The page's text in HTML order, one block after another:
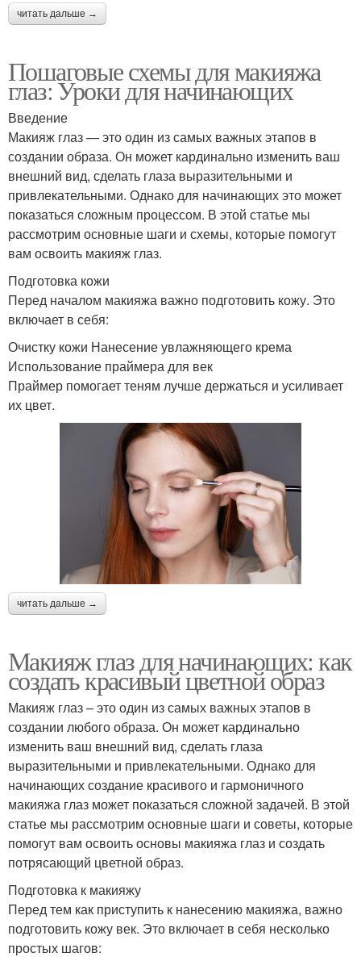
читать дальше →
Пошаговые схемы для макияжа
глаз: Уроки для начинающих
Введение
Макияж глаз — это один из самых важных этапов в
создании образа. Он может кардинально изменить ваш
внешний вид, сделать глаза выразительными и
привлекательными. Однако для начинающих это может
показаться сложным процессом. В этой статье мы
рассмотрим основные шаги и схемы, которые помогут
вам освоить макияж глаз.
Подготовка кожи
Перед началом макияжа важно подготовить кожу. Это
включает в себя:
Очистку кожи Нанесение увлажняющего крема
Использование праймера для век
Праймер помогает теням лучше держаться и усиливает
их цвет.
читать дальше →
Макияж глаз для начинающих: как
создать красивый цветной образ
Макияж глаз – это один из самых важных этапов в
создании любого образа. Он может кардинально
изменить ваш внешний вид, сделать глаза
выразительными и привлекательными. Однако для
начинающих создание красивого и гармоничного
макияжа глаз может показаться сложной задачей. В этой
статье мы рассмотрим основные шаги и советы, которые
помогут вам освоить основы макияжа глаз и создать
потрясающий цветной образ.
Подготовка к макияжу
Перед тем как приступить к нанесению макияжа, важно
подготовить кожу век. Это включает в себя несколько
простых шагов: